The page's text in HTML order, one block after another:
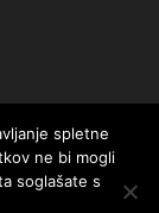
spletne
ne bi mogli
soglašate s